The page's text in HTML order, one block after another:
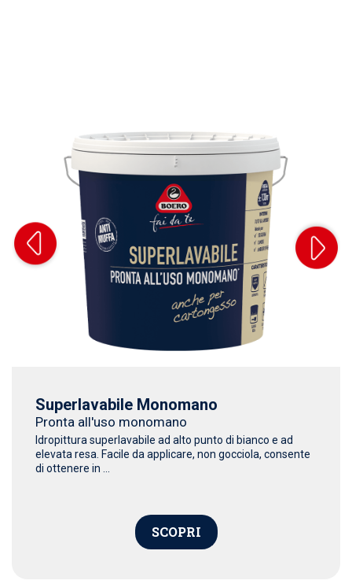
Superlavabile Monomano
Pronta all'uso monomano
Idropittura superlavabile ad alto punto di bianco e ad
elevata resa. Facile da applicare, non gocciola, consente
di ottenere in ...
SCOPRI